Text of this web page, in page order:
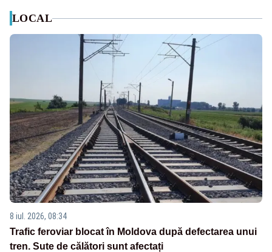
LOCAL
8 iul. 2026, 08:34
Trafic feroviar blocat în Moldova după defectarea unui
tren. Sute de călători sunt afectați